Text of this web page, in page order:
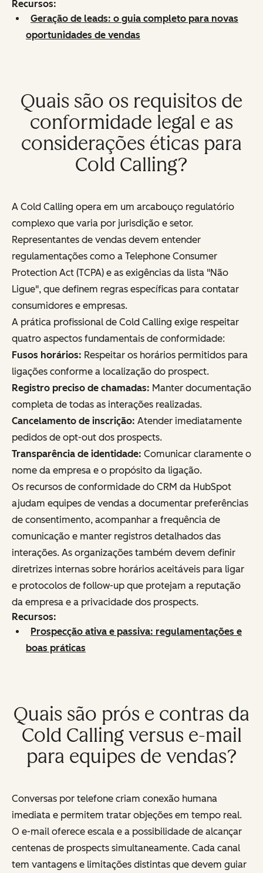
Recursos:
Geração de leads: o guia completo para novas
oportunidades de vendas
Quais são os requisitos de
conformidade legal e as
considerações éticas para
Cold Calling?
A Cold Calling opera em um arcabouço regulatório
complexo que varia por jurisdição e setor.
Representantes de vendas devem entender
regulamentações como a Telephone Consumer
Protection Act (TCPA) e as exigências da lista "Não
Ligue", que definem regras específicas para contatar
consumidores e empresas.
A prática profissional de Cold Calling exige respeitar
quatro aspectos fundamentais de conformidade:
Fusos horários: Respeitar os horários permitidos para
ligações conforme a localização do prospect.
Registro preciso de chamadas: Manter documentação
completa de todas as interações realizadas.
Cancelamento de inscrição: Atender imediatamente
pedidos de opt-out dos prospects.
Transparência de identidade: Comunicar claramente o
nome da empresa e o propósito da ligação.
Os recursos de conformidade do CRM da HubSpot
ajudam equipes de vendas a documentar preferências
de consentimento, acompanhar a frequência de
comunicação e manter registros detalhados das
interações. As organizações também devem definir
diretrizes internas sobre horários aceitáveis para ligar
e protocolos de follow-up que protejam a reputação
da empresa e a privacidade dos prospects.
Recursos:
Prospecção ativa e passiva: regulamentações e
boas práticas
Quais são prós e contras da
Cold Calling versus e-mail
para equipes de vendas?
Conversas por telefone criam conexão humana
imediata e permitem tratar objeções em tempo real.
O e-mail oferece escala e a possibilidade de alcançar
centenas de prospects simultaneamente. Cada canal
tem vantagens e limitações distintas que devem guiar